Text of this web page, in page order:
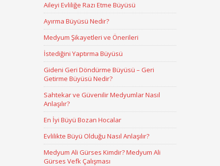
Aileyi Evliliğe Razı Etme Büyüsü
Ayırma Büyüsü Nedir?
Medyum Şikayetleri ve Önerileri
İstediğini Yaptırma Büyüsü
Gideni Geri Döndürme Büyüsü – Geri
Getirme Büyüsü Nedir?
Sahtekar ve Güvenilir Medyumlar Nasıl
Anlaşılır?
En İyi Büyü Bozan Hocalar
Evlilikte Büyü Olduğu Nasıl Anlaşılır?
Medyum Ali Gürses Kimdir? Medyum Ali
Gürses Vefk Çalışması